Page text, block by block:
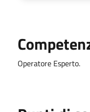
Operatore Esperto.